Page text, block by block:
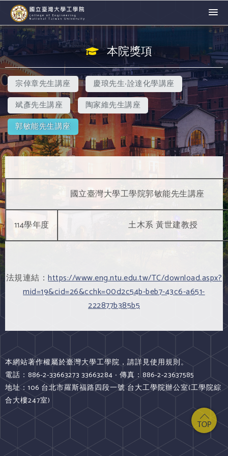
本院獎項
宗倬章先生講座
慶琅先生‧詮達化學講座
斌彥先生講座
陶家維先生講座
郭敏能先生講座
國立臺灣大學工學院郭敏能先生講座
114學年度 土木系 黃世建教授
法規連結：https://www.eng.ntu.edu.tw/TC/download.aspx?
mid=19&cid=26&cchk=00d2c54b-beb7-43c6-a651-
222877b385b5
本網站著作權屬於臺灣大學工學院，請詳見使用規則。
電話：886-2-33663273 33663284 ‧ 傳真：886-2-23637585
地址：106 台北市羅斯福路四段一號 台大工學院辦公室(工學院綜
合大樓247室)